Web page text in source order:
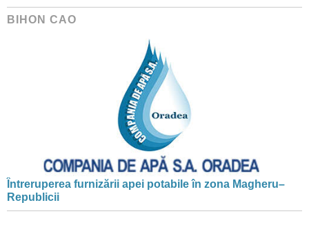
BIHON CAO
Întreruperea furnizării apei potabile în zona Magheru–
Republicii